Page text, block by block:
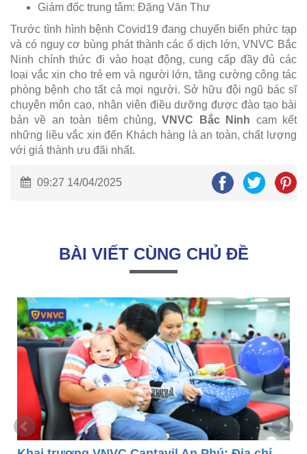
Giám đốc trung tâm: Đặng Văn Thư
Trước tình hình bệnh Covid19 đang chuyển biến phức tạp
và có nguy cơ bùng phát thành các ổ dịch lớn, VNVC Bắc
Ninh chính thức đi vào hoạt động, cung cấp đầy đủ các
loại vắc xin cho trẻ em và người lớn, tăng cường công tác
phòng bệnh cho tất cả mọi người. Sở hữu đội ngũ bác sĩ
chuyên môn cao, nhân viên điều dưỡng được đào tạo bài
bản về an toàn tiêm chủng,VNVC Bắc Ninh cam kết
những liều vắc xin đến Khách hàng là an toàn, chất lượng
với giá thành ưu đãi nhất.
09:27 14/04/2025
BÀI VIẾT CÙNG CHỦ ĐỀ